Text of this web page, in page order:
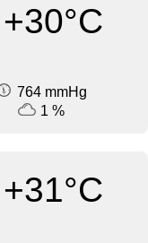
+30°C
764 mmHg
1 %
+31°C